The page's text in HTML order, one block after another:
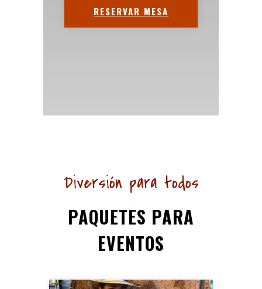
RESERVAR MESA
Diversión para todos
PAQUETES PARA
EVENTOS